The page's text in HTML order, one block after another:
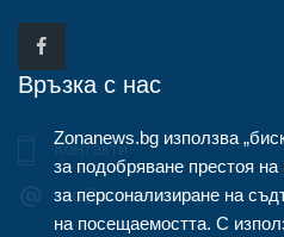
Връзка с нас
Контакти
info@zonanews.bg
Zonanews.bg използва
за подобряване престоя на
за персонализиране на
на посещаемостта. С